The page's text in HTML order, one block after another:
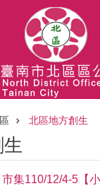
北區地方創生
集110/12/4-5【